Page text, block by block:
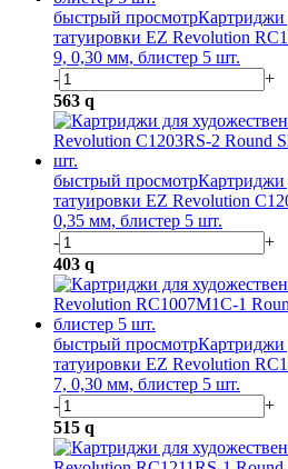
быстрый просмотрКартриджи
татуировки EZ Revolution
9, 0,30 мм, блистер 5 шт.
-
+
563 q
быстрый просмотрКартриджи
татуировки EZ Revolution
0,35 мм, блистер 5 шт.
-
+
403 q
быстрый просмотрКартриджи
татуировки EZ Revolution
7, 0,30 мм, блистер 5 шт.
-
+
515 q